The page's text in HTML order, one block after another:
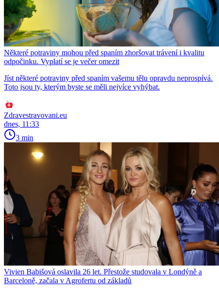
Některé potraviny mohou před spaním zhoršovat trávení i kvalitu
odpočinku. Vyplatí se je večer omezit
Jíst některé potraviny před spaním vašemu tělu opravdu neprospívá.
Toto jsou ty, kterým byste se měli nejvíce vyhýbat.
Zdravestravovani.eu
dnes, 11:33
3 min
Vivien Babišová oslavila 26 let. Přestože studovala v Londýně a
Barceloně, začala v Agrofertu od základů